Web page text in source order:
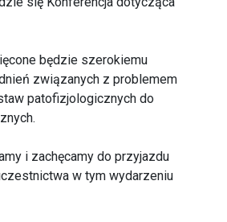
będzie szerokiemu
związanych z problemem
patofizjologicznych do
i zachęcamy do przyjazdu
w tym wydarzeniu